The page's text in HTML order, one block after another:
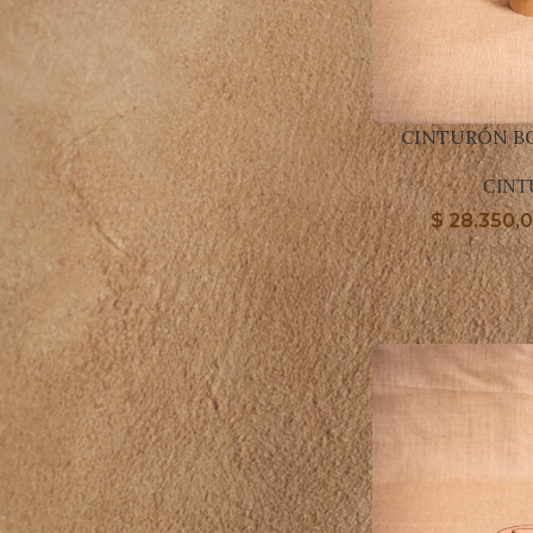
NEGRO 2
1
FILTRAR POR MARCA
Capibara 2
CAPIBARA RÚSTICO
ARGENTINO
5
FILTRO DE STOCK
En oferta
En stock
CINTURÓN
$
10% OFF
$